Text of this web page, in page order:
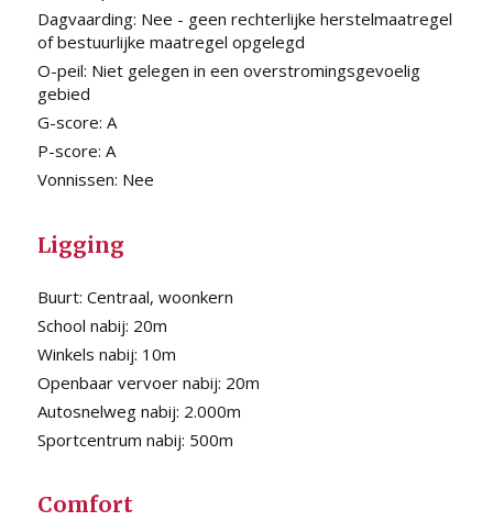
Dagvaarding: Nee - geen rechterlijke herstelmaatregel
of bestuurlijke maatregel opgelegd
O-peil: Niet gelegen in een overstromingsgevoelig
gebied
G-score: A
P-score: A
Vonnissen: Nee
Ligging
Buurt: Centraal, woonkern
School nabij: 20m
Winkels nabij: 10m
Openbaar vervoer nabij: 20m
Autosnelweg nabij: 2.000m
Sportcentrum nabij: 500m
Comfort